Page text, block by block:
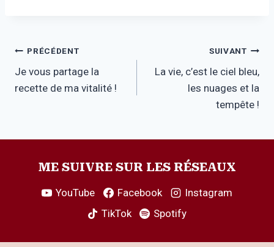
Navigation
de
PRÉCÉDENT
Je vous partage la
recette de ma vitalité !
SUIVANT
La vie, c’est le ciel bleu,
les nuages et la
tempête !
ME SUIVRE SUR LES RÉSEAUX
YouTube Facebook
Instagram
TikTok
Spotify